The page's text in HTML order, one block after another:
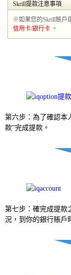
Skrill提款注意事項
※如果您的Skrill賬戶
信用卡/銀行卡 。
第六步：為了確認本
款”完成提款。
第七步：確完成提款
況，到你的銀行賬戶